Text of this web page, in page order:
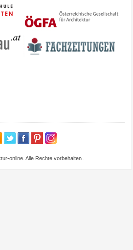
online. Alle Rechte vorbehalten